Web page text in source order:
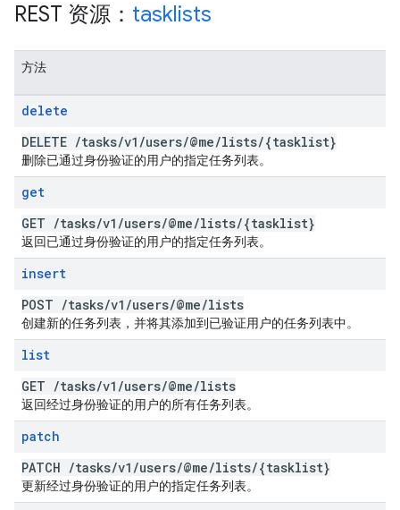
REST 资源： tasklists
方法
delete
DELETE /tasks/v1 /users/@me/lists/{tasklist}
删除已通过身份验证的用户的指定任务列表。
get
GET /tasks/v1 /users/@me/lists/{tasklist}
返回已通过身份验证的用户的指定任务列表。
insert
POST /tasks/v1 /users/@me/lists
创建新的任务列表，并将其添加到已验证用户的任务列表中。
list
GET /tasks/v1 /users/@me/lists
返回经过身份验证的用户的所有任务列表。
patch
PATCH /tasks/v1 /users/@me/lists/{tasklist}
更新经过身份验证的用户的指定任务列表。